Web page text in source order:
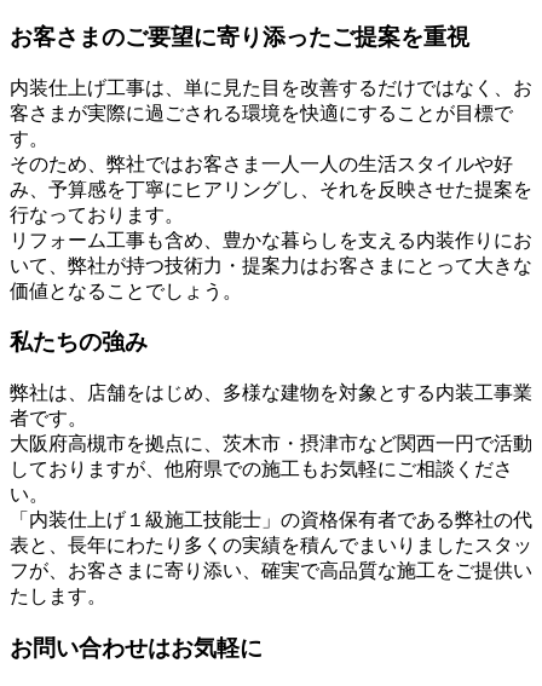
お客さまのご要望に寄り添ったご提案を重視
内装仕上げ工事は、単に見た目を改善するだけではなく、お
客さまが実際に過ごされる環境を快適にすることが目標で
す。
そのため、弊社ではお客さま一人一人の生活スタイルや好
み、予算感を丁寧にヒアリングし、それを反映させた提案を
行なっております。
リフォーム工事も含め、豊かな暮らしを支える内装作りにお
いて、弊社が持つ技術力・提案力はお客さまにとって大きな
価値となることでしょう。
私たちの強み
弊社は、店舗をはじめ、多様な建物を対象とする内装工事業
者です。
大阪府高槻市を拠点に、茨木市・摂津市など関西一円で活動
しておりますが、他府県での施工もお気軽にご相談くださ
い。
「内装仕上げ１級施工技能士」の資格保有者である弊社の代
表と、長年にわたり多くの実績を積んでまいりましたスタッ
フが、お客さまに寄り添い、確実で高品質な施工をご提供い
たします。
お問い合わせはお気軽に